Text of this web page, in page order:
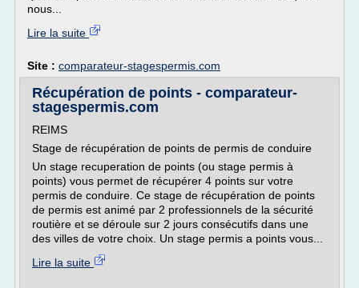
nous...
Lire la suite
Site : comparateur-stagespermis.com
Récupération de points - comparateur-
stagespermis.com
REIMS
Stage de récupération de points de permis de conduire
Un stage recuperation de points (ou stage permis à
points) vous permet de récupérer 4 points sur votre
permis de conduire. Ce stage de récupération de points
de permis est animé par 2 professionnels de la sécurité
routière et se déroule sur 2 jours consécutifs dans une
des villes de votre choix. Un stage permis a points vous...
Lire la suite